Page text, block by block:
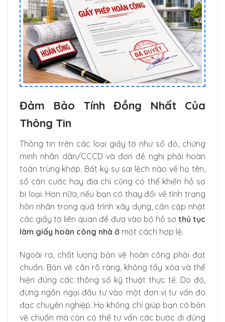
Đảm Bảo Tính Đồng Nhất Của
Thông Tin
Thông tin trên các loại giấy tờ như sổ đỏ, chứng
minh nhân dân/CCCD và đơn đề nghị phải hoàn
toàn trùng khớp. Bất kỳ sự sai lệch nào về họ tên,
số căn cước hay địa chỉ cũng có thể khiến hồ sơ
bị loại. Hơn nữa, nếu bạn có thay đổi về tình trạng
hôn nhân trong quá trình xây dựng, cần cập nhật
các giấy tờ liên quan để đưa vào bộ hồ sơ thủ tục
làm giấy hoàn công nhà ở một cách hợp lệ.
Ngoài ra, chất lượng bản vẽ hoàn công phải đạt
chuẩn. Bản vẽ cần rõ ràng, không tẩy xóa và thể
hiện đúng các thông số kỹ thuật thực tế. Do đó,
đừng ngần ngại đầu tư vào một đơn vị tư vấn đo
đạc chuyên nghiệp. Họ không chỉ giúp bạn có bản
vẽ chuẩn mà còn có thể tư vấn các bước đi đúng